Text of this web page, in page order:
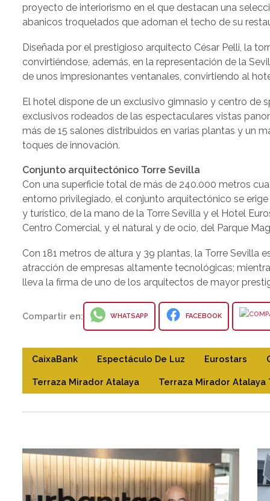
proyecto de interiorismo en el que destacan una
abanicos troquelados que adornan el techo de su
Diseñada por el prestigioso arquitecto César Pelli, la
convirtiéndose, además, en la representación de la
de unos impresionantes ventanales, convirtiendo al
El hotel dispone de un exclusivo gimnasio y centro de
exclusivos rodeados de las espectaculares vistas
más de 15 salones distribuidos en varias plantas y un
toques de innovación.
Conjunto arquitectónico Torre Sevilla
Con una superficie total de más de 240.000 metros
entorno privilegiado, el conjunto arquitectónico se
y turístico, de la mano de la Torre Sevilla y el Hotel
Centro Comercial, y el natural y de ocio, del Parque
Con 181 metros de altura y 39 plantas, la Torre Sevilla
atracción de empresas altamente tecnológicas;
lleva la firma de uno de los arquitectos de mayor
Compartir en: WHATSAPP FACEBOOK
CaixaBank Espectáculo De Luz Eurostars
Terraza Mirador Atalaya Terraza Mirador Atalaya